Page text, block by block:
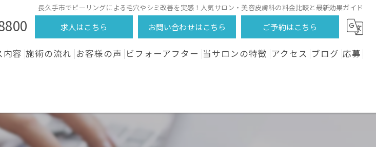
長久手市でピーリングによる毛穴やシミ改善を実感！人気サロン・美容皮膚科の料金比較と最新効果ガイド
求人はこちら お問い合わせはこちら ご予約はこちら
内容 施術の流れ お客様の声 ビフォーアフター 当サロンの特徴
全身
アクセス ブログ 応募